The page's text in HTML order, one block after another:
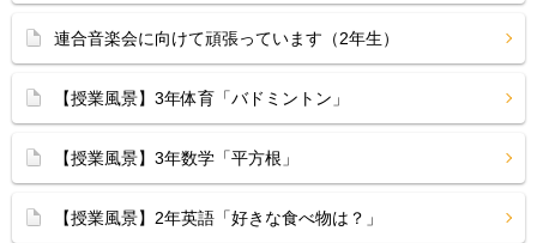
連合音楽会に向けて頑張っています（2年生）
【授業風景】3年体育「バドミントン」
【授業風景】3年数学「平方根」
【授業風景】2年英語「好きな食べ物は？」